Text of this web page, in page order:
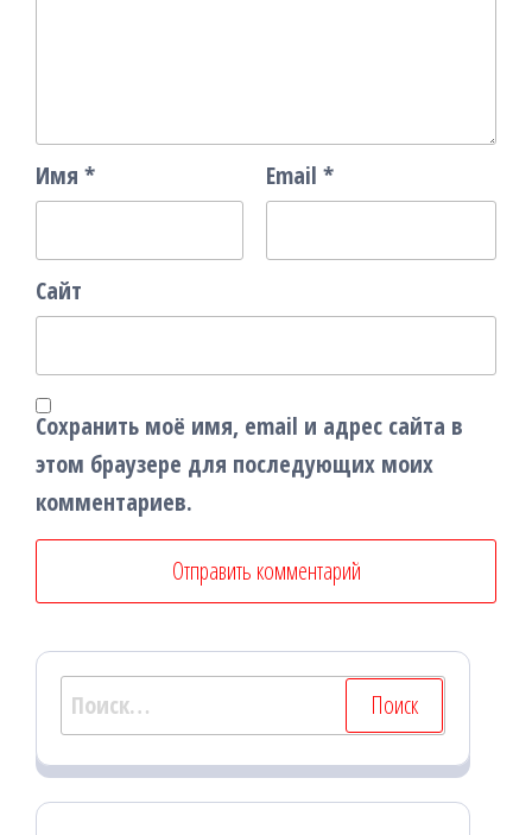
Имя * Email *
Сайт
Сохранить моё имя, email и адрес сайта в
этом браузере для последующих моих
комментариев.
Найти: